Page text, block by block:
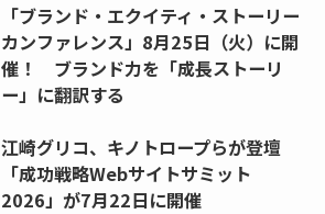
「ブランド・エクイティ・ストーリー
カンファレンス」8月25日（火）に開
催！ ブランド力を「成長ストーリ
ー」に翻訳する
江崎グリコ、キノトロープらが登壇
「成功戦略Webサイトサミット
2026」が7月22日に開催